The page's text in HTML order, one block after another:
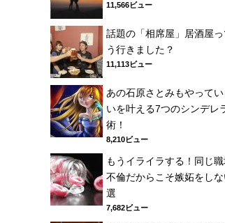
11,566ビュー
話題の「相席屋」居酒屋っ
う行きました？
11,113ビュー
あの石原さとみもやって
いを叶える7つのシンデレ
術！
8,210ビュー
もうイライラする！同じ
不倫だからこそ嫉妬をし
選
7,682ビュー